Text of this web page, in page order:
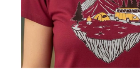
PROVIZNÍ SYSTÉM
O nás
Doprava a platba
Obchodní podmínky
Zásady zpracování ochrany osobních údajů